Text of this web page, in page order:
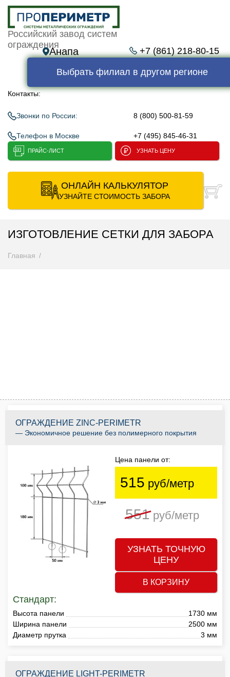
Российский завод систем
ограждения
Анапа +7 (861) 218-80-15
Выбрать филиал в другом регионе
Контакты:
Звонки по России: 8 (800) 500-81-59
Телефон в Москве +7 (495) 845-46-31
ПРАЙС-ЛИСТ УЗНАТЬ ЦЕНУ
ОНЛАЙН КАЛЬКУЛЯТОР
УЗНАЙТЕ СТОИМОСТЬ ЗАБОРА
ИЗГОТОВЛЕНИЕ СЕТКИ ДЛЯ ЗАБОРА
Главная
ОГРАЖДЕНИЕ ZINC-PERIMETR
— Экономичное решение без полимерного покрытия
Цена панели от:
515 руб/метр
551руб/метр
УЗНАТЬ ТОЧНУЮ
ЦЕНУ
В КОРЗИНУ
Стандарт:
Высота панели
1730 мм
Ширина панели
2500 мм
Диаметр прутка
3 мм
ОГРАЖДЕНИЕ LIGHT-PERIMETR